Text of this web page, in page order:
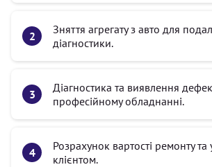
Зняття агрегату з авто для
діагностики.
Діагностика та виявлення
професійному обладнанні.
Розрахунок вартості ремонту
клієнтом.